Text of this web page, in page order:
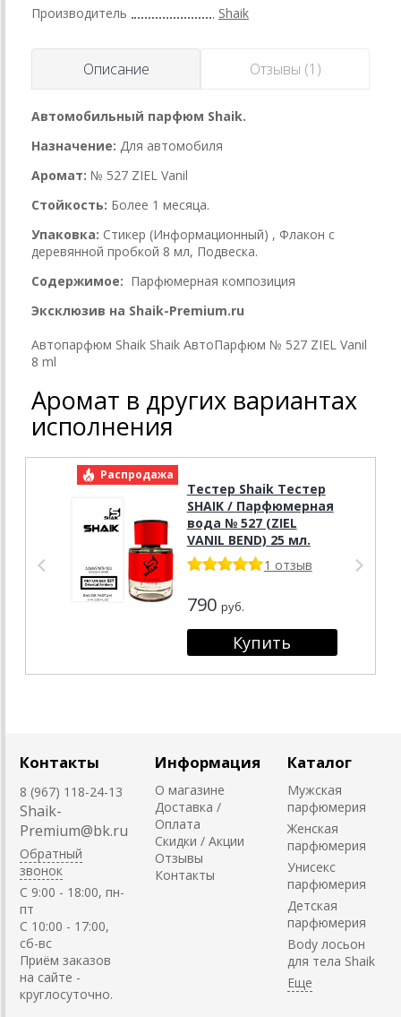
Производитель Shaik
Описание Отзывы (1)
Автомобильный парфюм Shaik.
Назначение: Для автомобиля
Аромат: № 527 ZIEL Vanil
Стойкость: Более 1 месяца.
Упаковка: Стикер (Информационный) , Флакон с
деревянной пробкой 8 мл, Подвеска.
Содержимое: Парфюмерная композиция
Эксклюзив на Shaik-Premium.ru
Автопарфюм Shaik Shaik АвтоПарфюм № 527 ZIEL Vanil
8 ml
Аромат в других вариантах
исполнения
Распродажа
Тестер Shaik Тестер
SHAIK / Парфюмерная
вода № 527 (ZIEL
VANIL BEND) 25 мл.
1 отзыв
790 руб.
Контакты
8 (967) 118-24-13
Shaik-
Premium@bk.ru
Обратный
звонок
C 9:00 - 18:00, пн-
пт
С 10:00 - 17:00,
сб-вс
Приём заказов
на сайте -
круглосуточно.
Информация
О магазине
Доставка /
Оплата
Скидки / Акции
Отзывы
Контакты
Каталог
Мужская
парфюмерия
Женская
парфюмерия
Унисекс
парфюмерия
Детская
парфюмерия
Body лосьон
для тела Shaik